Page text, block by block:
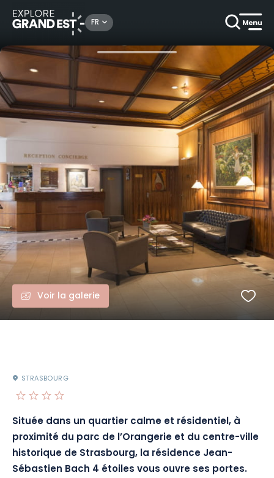
FR
Haut de gamme Profitez d'un séjour confortable à la résidence Jean-Sébastien Bach
Voir la galerie
STRASBOURG
Située dans un quartier calme et résidentiel, à
proximité du parc de l’Orangerie et du centre-ville
historique de Strasbourg, la résidence Jean-
Sébastien Bach 4 étoiles vous ouvre ses portes.